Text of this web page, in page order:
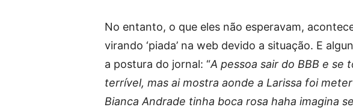
No entanto, o que eles não esperavam,
virando ‘piada’ na web devido a situação. E
a postura do jornal: “A pessoa sair do BBB e se
terrível, mas ai mostra aonde a Larissa foi
Bianca Andrade tinha boca rosa haha imagina